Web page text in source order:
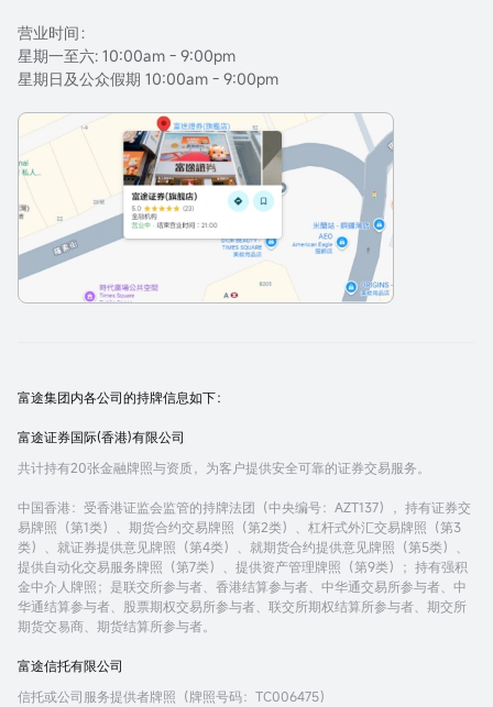
营业时间：
星期一至六: 10:00am - 9:00pm
星期日及公众假期 10:00am - 9:00pm
富途集团内各公司的持牌信息如下：
富途证券国际(香港)有限公司
共计持有20张金融牌照与资质，为客户提供安全可靠的证券交易服务。
中国香港：受香港证监会监管的持牌法团（中央编号：AZT137），持有证券交
易牌照（第1类）、期货合约交易牌照（第2类）、杠杆式外汇交易牌照（第3
类）、就证券提供意见牌照（第4类）、就期货合约提供意见牌照（第5类）、
提供自动化交易服务牌照（第7类）、提供资产管理牌照（第9类）；持有强积
金中介人牌照；是联交所参与者、香港结算参与者、中华通交易所参与者、中
华通结算参与者、股票期权交易所参与者、联交所期权结算所参与者、期交所
期货交易商、期货结算所参与者。
富途信托有限公司
信托或公司服务提供者牌照（牌照号码：TC006475）